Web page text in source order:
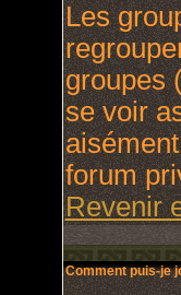
Les
groupes
se voir
forum
Revenir
Comment puis-je